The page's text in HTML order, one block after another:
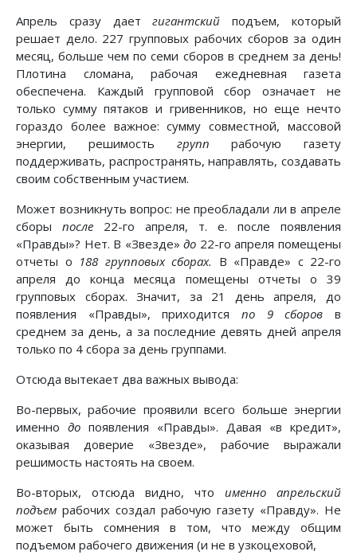
Апрель сразу даетгигантский подъем, который
решает дело. 227 групповых рабочих сборов за один
месяц, больше чем по семи сборов в среднем за день!
Плотина сломана, рабочая ежедневная газета
обеспечена. Каждый групповой сбор означает не
только сумму пятаков и гривенников, но еще нечто
гораздо более важное: сумму совместной, массовой
энергии, решимость групп рабочую газету
поддерживать, распространять, направлять, создавать
своим собственным участием.
Может возникнуть вопрос: не преобладали ли в апреле
сборы после 22-го апреля, т. е. после появления
«Правды»? Нет. В «Звезде»до 22-го апреля помещены
отчеты о 188 групповых сборах. В «Правде» с 22-го
апреля до конца месяца помещены отчеты о 39
групповых сборах. Значит, за 21 день апреля, до
появления «Правды», приходится по 9 сборов в
среднем за день, а за последние девять дней апреля
только по 4 сбора за день группами.
Отсюда вытекает два важных вывода:
Во-первых, рабочие проявили всего больше энергии
именно до появления «Правды». Давая «в кредит»,
оказывая доверие «Звезде», рабочие выражали
решимость настоять на своем.
Во-вторых, отсюда видно, что именно апрельский
подъем рабочих создал рабочую газету «Правду». Не
может быть сомнения в том, что между общим
подъемом рабочего движения (и не в узкоцеховой,